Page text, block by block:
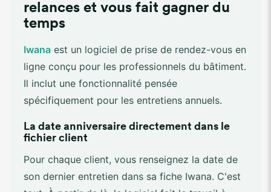
relances et vous fait gagner du
temps
Iwana est un logiciel de prise de rendez-vous en
ligne conçu pour les professionnels du bâtiment.
Il inclut une fonctionnalité pensée
spécifiquement pour les entretiens annuels.
La date anniversaire directement dans le
fichier client
Pour chaque client, vous renseignez la date de
son dernier entretien dans sa fiche Iwana. C'est